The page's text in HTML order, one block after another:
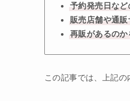
予約発売日な
販売店舗や通
再販があるのか
この記事では、上記の